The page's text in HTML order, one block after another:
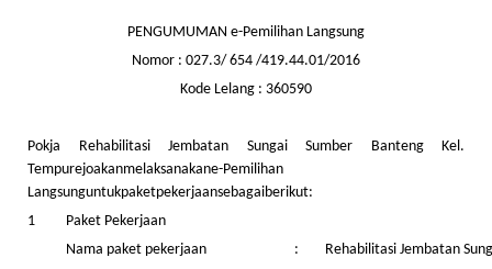
PENGUMUMAN e-Pemilihan Langsung
Nomor : 027.3/ 654 /419.44.01/2016
Kode Lelang : 360590
Pokja Rehabilitasi Jembatan Sungai Sumber Banteng Kel.
Tempurejoakanmelaksanakane-Pemilihan
Langsunguntukpaketpekerjaansebagaiberikut:
1
Paket Pekerjaan
Nama paket pekerjaan
: Rehabilitasi Jembatan